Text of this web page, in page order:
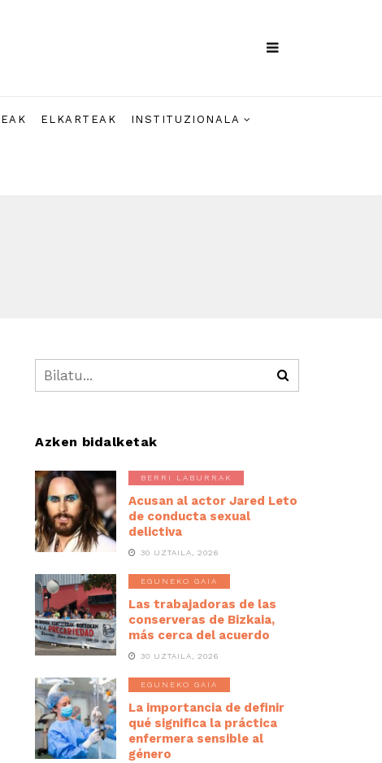
ELKARTEAK INSTITUZIONALA
Azken bidalketak
BERRI LABURRAK
Acusan al actor Jared Leto
de conducta sexual
delictiva
30 UZTAILA, 2026
EGUNEKO GAIA
Las trabajadoras de las
conserveras de Bizkaia,
más cerca del acuerdo
30 UZTAILA, 2026
EGUNEKO GAIA
La importancia de definir
qué significa la práctica
enfermera sensible al
género